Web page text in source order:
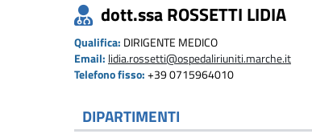
dott.ssa ROSSETTI LIDIA
Qualifica: DIRIGENTE MEDICO
Email: lidia.rossetti@ospedaliriuniti.marche.it
Telefono fisso: +39 0715964010
DIPARTIMENTI